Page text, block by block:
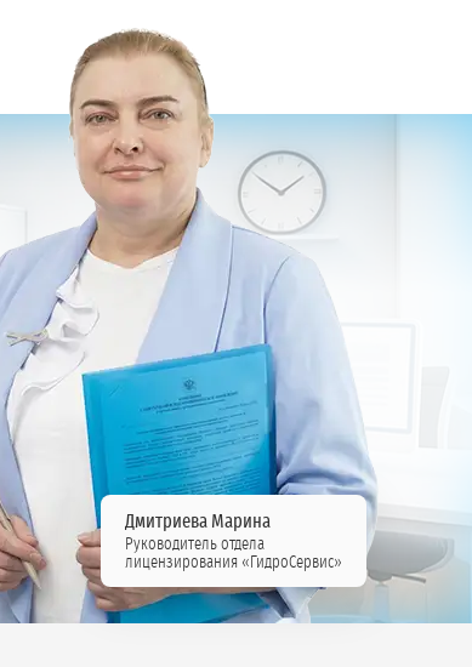
Дмитриева Марина
Руководитель отдела
лицензирования «ГидроСервис»